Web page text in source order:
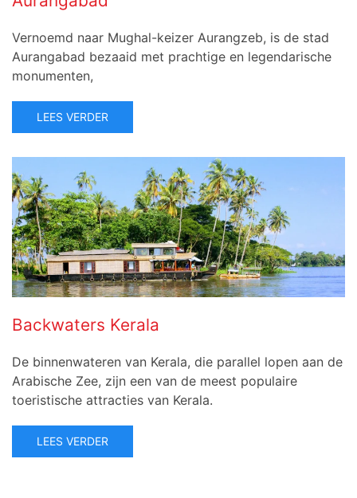
Vernoemd naar Mughal-keizer Aurangzeb, is de stad
Aurangabad bezaaid met prachtige en legendarische
monumenten,
LEES VERDER
Backwaters Kerala
De binnenwateren van Kerala, die parallel lopen aan de
Arabische Zee, zijn een van de meest populaire
toeristische attracties van Kerala.
LEES VERDER